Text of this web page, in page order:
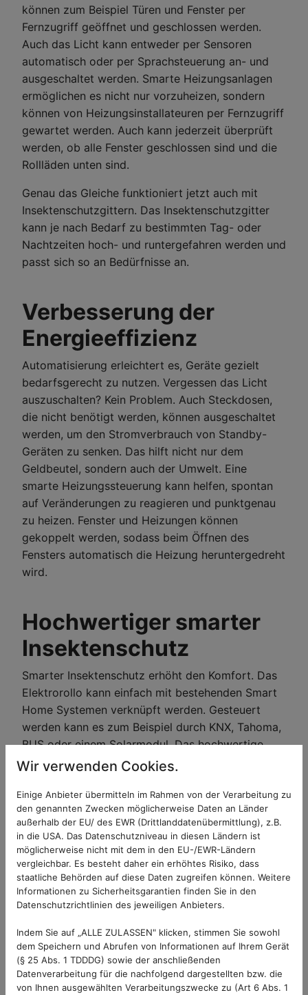
können zum Beispiel Türen und Fenster per
Fernzugriff geöffnet und geschlossen werden.
Auch das Licht kann entweder per Sensoren
automatisch oder per Sprachsteuerung an- und
ausgeschaltet werden. Smarte Heizungsanlagen
ermöglichen es nicht nur vorzuheizen, sondern
können von Heizungsinstallateuren per Fernzugriff
gewartet werden. Auch kann jederzeit überprüft
werden, ob alle Fenster geschlossen sind und die
Rollläden unten sind.
Genau das Gleiche funktioniert jetzt auch mit
Insektenschutzgittern. Das Insektenschutzgitter
kann je nach Bedarf zu bestimmten Tag- oder
Nachtzeiten hoch- und runtergefahren werden und
passt sich so an Bedürfnisse an.
Verbesserung der
Energieeffizienz
Automatisierung erleichtert es, Geräte gezielt
bedarfsgerecht zu nutzen. Vergessen das Licht
auszuschalten? Kein Problem. Auch Steckdosen,
die nicht benötigt werden, können ausgeschaltet
werden, um den Stromverbrauch von Standby-
Geräten zu senken. Das hilft nicht nur dem
Geldbeutel, sondern auch der Umwelt. Eine
smarte Heizungssteuerung kann helfen, spontan
auf Veränderungen zu reagieren und punktgenau
zu heizen. Fenster und Heizungen können
gekoppelt werden, sodass beim Öffnen des
Fensters automatisch die Heizung heruntergedreht
wird.
Hochwertiger smarter
Insektenschutz
Smarter Insektenschutz erhöht den Komfort. Das
Elektrorollo kann einfach mit bestehenden Smart
Home Systemen verknüpft werden. Gesteuert
werden kann es zum Beispiel durch KNX, Tahoma,
BUS oder einem Solarmodul. Das hochwertige
Transpatec-Gewebeschützt dabei zuverlässig und
Gewebe zeichnet sich vor allem durch seine hohe
Licht- und Luftdurchlässigkeit aus, ist fast
transparent und gleichzeitig sehr stabil und
witterungsbeständig.
Technischer Fortschritt
macht auch vor
Insektenschutz nicht
halt
Wir verwenden Cookies.
Einige Anbieter übermitteln im Rahmen von der Verarbeitung zu
den genannten Zwecken möglicherweise Daten an Länder
außerhalb der EU/ des EWR (Drittlanddatenübermittlung), z.B.
in die USA. Das Datenschutzniveau in diesen Ländern ist
möglicherweise nicht mit dem in den EU-/EWR-Ländern
vergleichbar. Es besteht daher ein erhöhtes Risiko, dass
staatliche Behörden auf diese Daten zugreifen können. Weitere
Informationen zu Sicherheitsgarantien finden Sie in den
Datenschutzrichtlinien des jeweiligen Anbieters.
Indem Sie auf „ALLE ZULASSEN" klicken, stimmen Sie sowohl
dem Speichern und Abrufen von Informationen auf Ihrem Gerät
(§ 25 Abs. 1 TDDDG) sowie der anschließenden
Datenverarbeitung für die nachfolgend dargestellten bzw. die
von Ihnen ausgewählten Verarbeitungszwecke zu (Art 6 Abs. 1